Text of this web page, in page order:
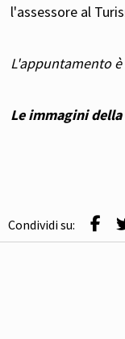
l'assessore al
L'appuntamento
Le immagini
Condividi su: